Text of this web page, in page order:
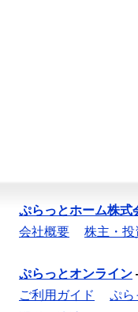
ぷらっとホーム株式
会社概要
株主・投
ぷらっとオンライン
ご利用ガイド
ぷら